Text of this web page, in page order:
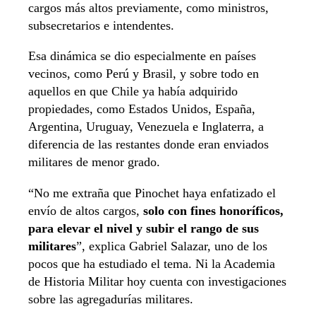
cargos más altos previamente, como ministros,
subsecretarios e intendentes.
Esa dinámica se dio especialmente en países
vecinos, como Perú y Brasil, y sobre todo en
aquellos en que Chile ya había adquirido
propiedades, como Estados Unidos, España,
Argentina, Uruguay, Venezuela e Inglaterra, a
diferencia de las restantes donde eran enviados
militares de menor grado.
“No me extraña que Pinochet haya enfatizado el
envío de altos cargos, solo con fines honoríficos,
para elevar el nivel y subir el rango de sus
militares”, explica Gabriel Salazar, uno de los
pocos que ha estudiado el tema. Ni la Academia
de Historia Militar hoy cuenta con investigaciones
sobre las agregadurías militares.